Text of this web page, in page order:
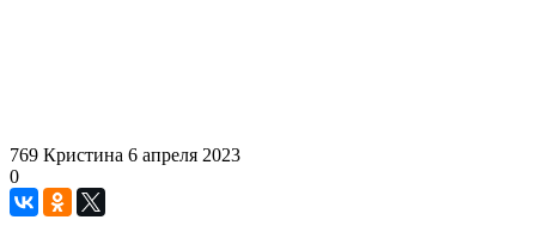
769 Кристина 6 апреля 2023
0